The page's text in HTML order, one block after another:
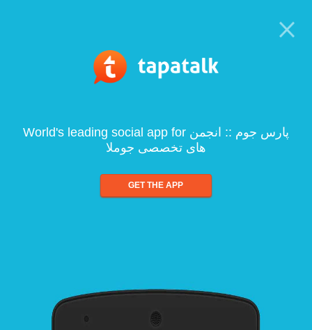
World's leading social app for پارس جوم :: انجمن
های تخصصی جوملا
GET THE APP